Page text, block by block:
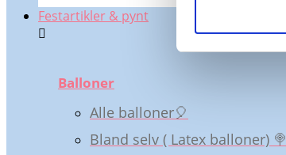
Festartikler & pynt
Balloner
Alle balloner🎈
Bland selv ( Latex balloner) 🍭